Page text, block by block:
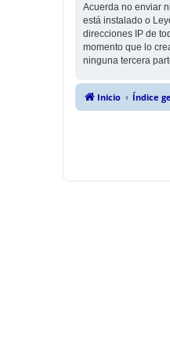
Acuerda no enviar
está instalado o
direcciones IP de
momento que lo
ninguna tercera
Inicio Índice